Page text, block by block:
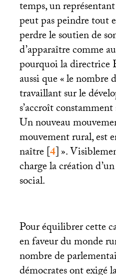
temps, un
peut pas peindre tout
perdre le soutien de
d’apparaître comme
pourquoi la directrice
aussi que «le nombre
travaillant sur le
s’accroît
Un nouveau
mouvement rural, est
naître[4]».
charge la création
social.
Pour équilibrer cette
en faveur du monde
nombre de